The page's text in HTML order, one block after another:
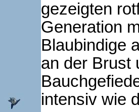
gezeigten
Generation
Blaubindige
an der Brust
intensiv wie